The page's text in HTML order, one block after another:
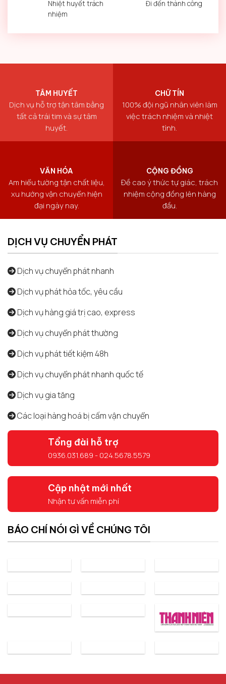
Nhiệt huyết trách
nhiệm
Đi đến thành công
TÂM HUYẾT
Dịch vụ hỗ trợ tận tâm bằng
tất cả trái tim và sự tâm
huyết.
CHỮ TÍN
100% đội ngũ nhân viên làm
việc trách nhiệm và nhiệt
tình.
VĂN HÓA
Am hiểu tường tận chất liệu,
xu hướng vận chuyển hiện
đại ngày nay.
CỘNG ĐỒNG
Đề cao ý thức tự giác, trách
nhiệm cộng đồng lên hàng
đầu.
DỊCH VỤ CHUYỂN PHÁT
Dịch vụ chuyển phát nhanh
Dịch vụ phát hỏa tốc, yêu cầu
Dịch vụ hàng giá trị cao, express
Dịch vụ chuyển phát thường
Dịch vụ phát tiết kiệm 48h
Dịch vụ chuyển phát nhanh quốc tế
Dịch vụ gia tăng
Các loại hàng hoá bị cấm vận chuyển
Tổng đài hỗ trợ
0936.031.689 - 024.5678.5579
Cập nhật mới nhất
Nhận tư vấn miễn phí
BÁO CHÍ NÓI GÌ VỀ CHÚNG TÔI